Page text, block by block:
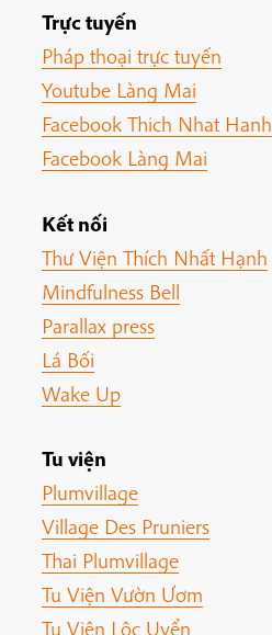
Trực tuyến
Pháp thoại trực tuyến
Youtube Làng Mai
Facebook Thich Nhat Hanh
Facebook Làng Mai
Kết nối
Thư Viện Thích Nhất Hạnh
Mindfulness Bell
Parallax press
Lá Bối
Wake Up
Tu viện
Plumvillage
Village Des Pruniers
Thai Plumvillage
Tu Viện Vườn Ươm
Tu Viện Lộc Uyển